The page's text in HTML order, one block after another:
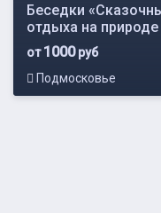
Беседки
отдыха на природе
от1000руб
Подмосковье